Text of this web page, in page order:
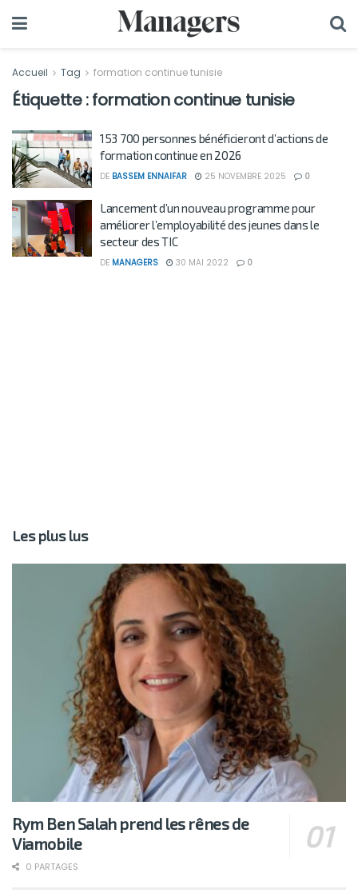
Accueil Tag formation continue tunisie
Étiquette :formation continue tunisie
153 700 personnes bénéficieront d’actions de
formation continue en 2026
DE BASSEM ENNAIFAR 25 NOVEMBRE 2025 0
Lancement d’un nouveau programme pour
améliorer l’employabilité des jeunes dans le
secteur des TIC
DE MANAGERS 30 MAI 2022 0
Les plus lus
Rym Ben Salah prend les rênes de
Viamobile
0 PARTAGES